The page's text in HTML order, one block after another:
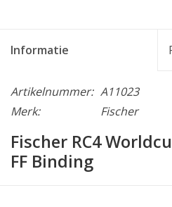
Informatie
Artikelnummer: A11023
Merk:
Fischer
Fischer RC4
FF Binding